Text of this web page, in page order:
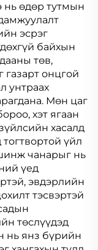
өдөр тутмын
эсрэг
байхын
төв,
онцгой
унтраах
Мөн цаг
хэт ягаан
хасалд
үйл
чанарыг нь
үед
эвдэрлийн
тэсвэртэй
төслүүдэд
нь янз бүрийн